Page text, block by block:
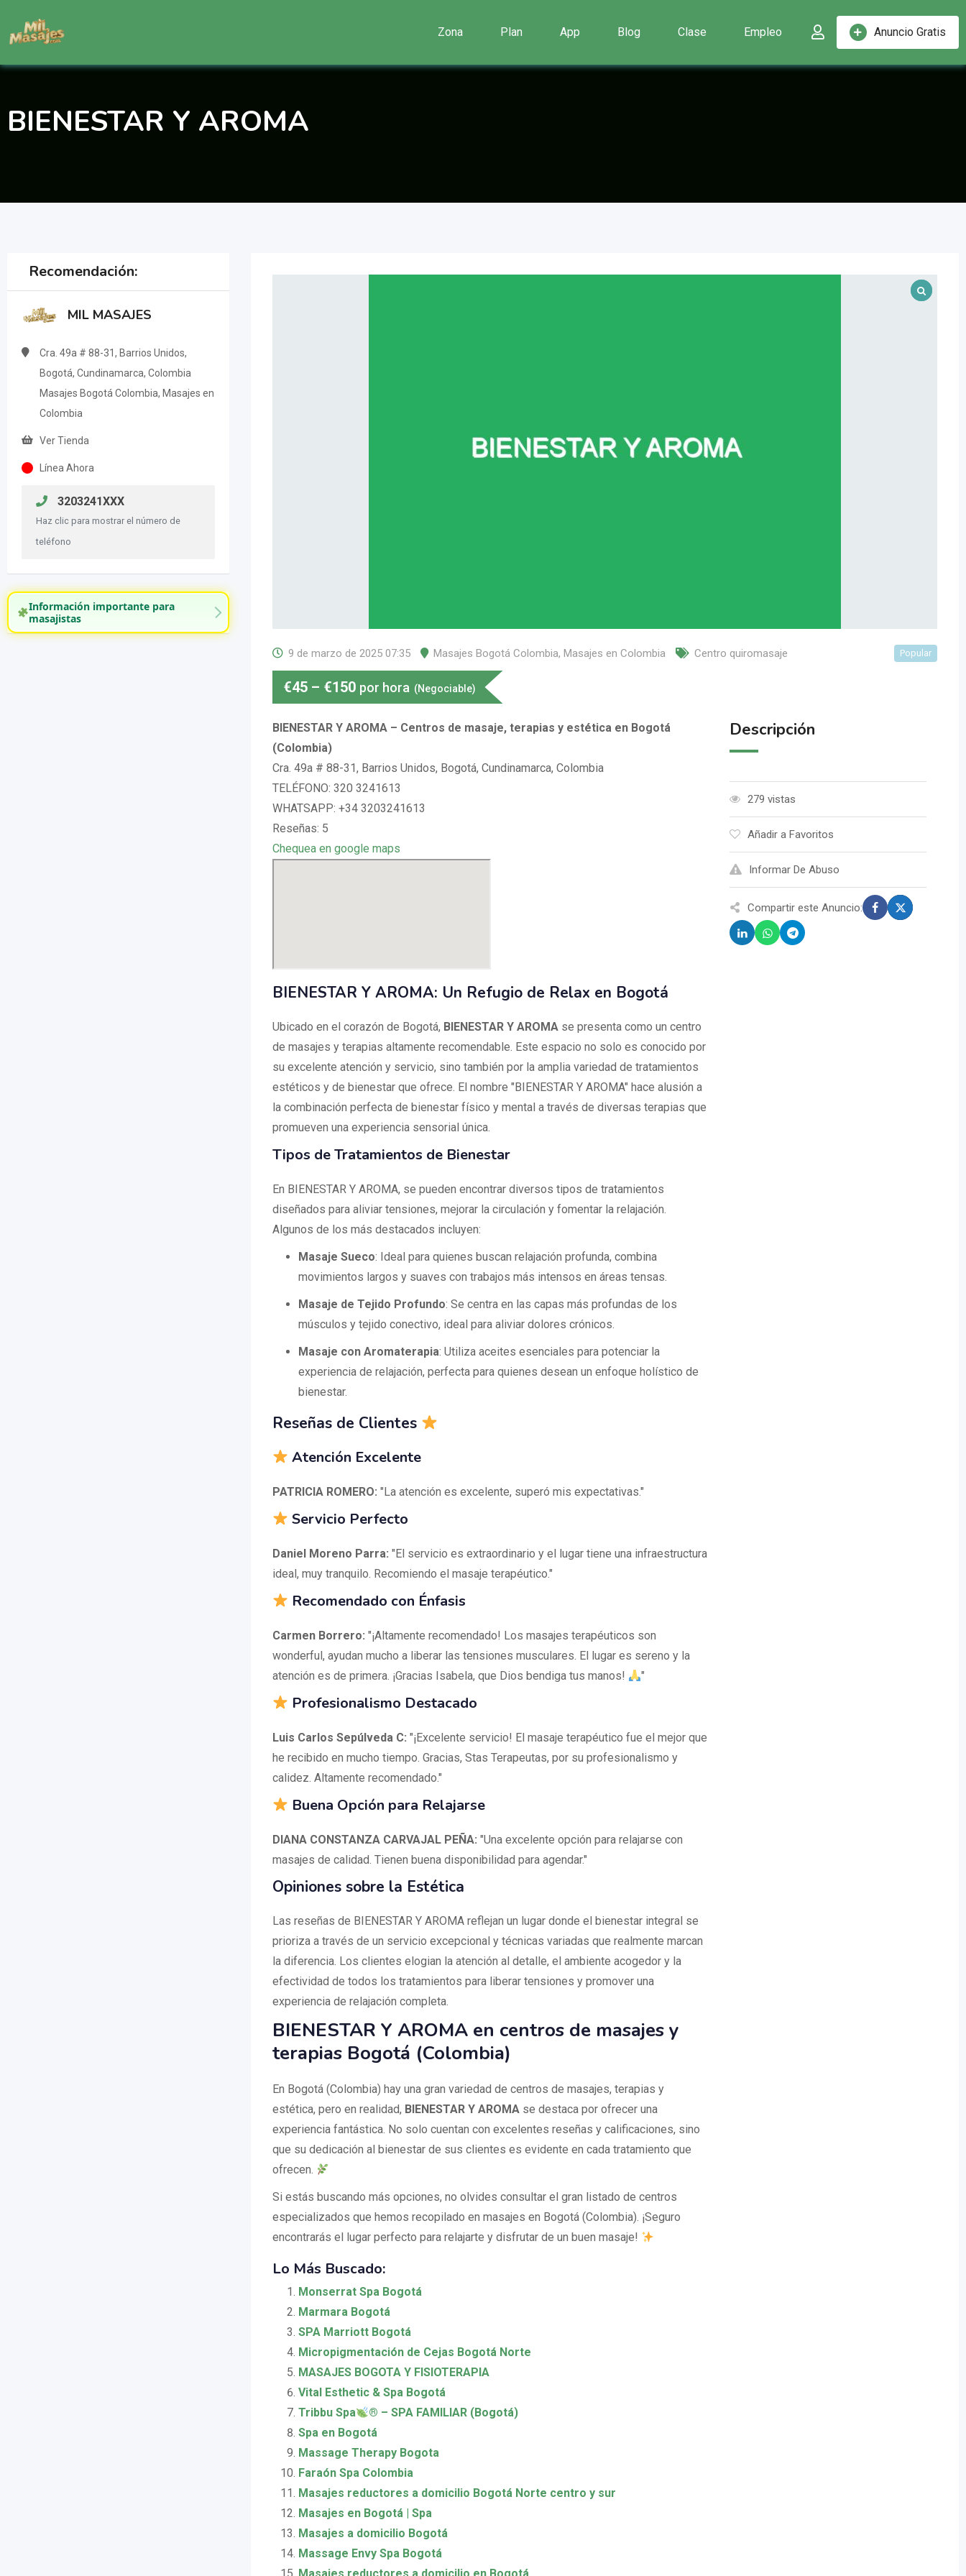
contenido
Anuncio Gratis
Zona Plan App Blog Clase Empleo
BIENESTAR Y AROMA
Recomendación:
MIL MASAJES
Cra. 49a # 88-31, Barrios Unidos,
Bogotá, Cundinamarca, Colombia
Masajes Bogotá Colombia, Masajes en
Colombia
Ver Tienda
Línea Ahora
3203241XXX
Haz clic para mostrar el número de
teléfono
Información importante para
masajistas
9 de marzo de 2025 07:35 Masajes Bogotá Colombia, Masajes en Colombia Centro quiromasaje Popular
€45 – €150 por hora (Negociable)
BIENESTAR Y AROMA – Centros de masaje, terapias y estética en Bogotá
(Colombia)
Cra. 49a # 88-31, Barrios Unidos, Bogotá, Cundinamarca, Colombia
TELÉFONO: 320 3241613
WHATSAPP: +34 3203241613
Reseñas: 5
Chequea en google maps
BIENESTAR Y AROMA: Un Refugio de Relax en Bogotá
Ubicado en el corazón de Bogotá, BIENESTAR Y AROMAse presenta como un centro
de masajes y terapias altamente recomendable. Este espacio no solo es conocido por
su excelente atención y servicio, sino también por la amplia variedad de tratamientos
estéticos y de bienestar que ofrece. El nombre "BIENESTAR Y AROMA" hace alusión a
la combinación perfecta de bienestar físico y mental a través de diversas terapias que
promueven una experiencia sensorial única.
Tipos de Tratamientos de Bienestar
En BIENESTAR Y AROMA, se pueden encontrar diversos tipos de tratamientos
diseñados para aliviar tensiones, mejorar la circulación y fomentar la relajación.
Algunos de los más destacados incluyen:
Masaje Sueco: Ideal para quienes buscan relajación profunda, combina
movimientos largos y suaves con trabajos más intensos en áreas tensas.
Masaje de Tejido Profundo: Se centra en las capas más profundas de los
músculos y tejido conectivo, ideal para aliviar dolores crónicos.
Masaje con Aromaterapia: Utiliza aceites esenciales para potenciar la
experiencia de relajación, perfecta para quienes desean un enfoque holístico de
bienestar.
Reseñas de Clientes
Atención Excelente
PATRICIA ROMERO: "La atención es excelente, superó mis expectativas."
Servicio Perfecto
Daniel Moreno Parra: "El servicio es extraordinario y el lugar tiene una infraestructura
ideal, muy tranquilo. Recomiendo el masaje terapéutico."
Recomendado con Énfasis
Carmen Borrero: "¡Altamente recomendado! Los masajes terapéuticos son
wonderful, ayudan mucho a liberar las tensiones musculares. El lugar es sereno y la
atención es de primera. ¡Gracias Isabela, que Dios bendiga tus manos!
"
Profesionalismo Destacado
Luis Carlos Sepúlveda C: "¡Excelente servicio! El masaje terapéutico fue el mejor que
he recibido en mucho tiempo. Gracias, Stas Terapeutas, por su profesionalismo y
calidez. Altamente recomendado."
Buena Opción para Relajarse
DIANA CONSTANZA CARVAJAL PEÑA: "Una excelente opción para relajarse con
masajes de calidad. Tienen buena disponibilidad para agendar."
Opiniones sobre la Estética
Las reseñas de BIENESTAR Y AROMA reflejan un lugar donde el bienestar integral se
prioriza a través de un servicio excepcional y técnicas variadas que realmente marcan
la diferencia. Los clientes elogian la atención al detalle, el ambiente acogedor y la
efectividad de todos los tratamientos para liberar tensiones y promover una
experiencia de relajación completa.
BIENESTAR Y AROMA en centros de masajes y
terapias Bogotá (Colombia)
En Bogotá (Colombia) hay una gran variedad de centros de masajes, terapias y
estética, pero en realidad, BIENESTAR Y AROMAse destaca por ofrecer una
experiencia fantástica. No solo cuentan con excelentes reseñas y calificaciones, sino
que su dedicación al bienestar de sus clientes es evidente en cada tratamiento que
ofrecen.
Si estás buscando más opciones, no olvides consultar el gran listado de centros
especializados que hemos recopilado en masajes en Bogotá (Colombia). ¡Seguro
encontrarás el lugar perfecto para relajarte y disfrutar de un buen masaje!
Lo Más Buscado:
Monserrat Spa Bogotá
Marmara Bogotá
SPA Marriott Bogotá
Micropigmentación de Cejas Bogotá Norte
MASAJES BOGOTA Y FISIOTERAPIA
Vital Esthetic & Spa Bogotá
Tribbu Spa
®️ – SPA FAMILIAR (Bogotá)
Spa en Bogotá
Massage Therapy Bogota
Faraón Spa Colombia
Masajes reductores a domicilio Bogotá Norte centro y sur
Masajes en Bogotá | Spa
Masajes a domicilio Bogotá
Massage Envy Spa Bogotá
Descripción
279 vistas
Añadir a Favoritos
Informar De Abuso
Compartir este Anuncio: